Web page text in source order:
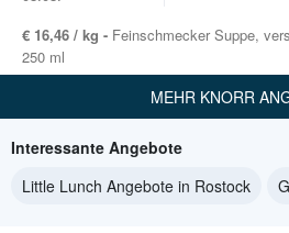
€ 16,46 / kg - Feinschmecker Suppe,
250 ml
MEHR KNORR
Interessante Angebote
Little Lunch Angebote in Rostock